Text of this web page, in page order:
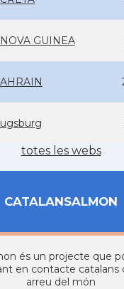
GUINEA
totes les webs
CATALANSALMON
és un projecte que
en contacte catalans
arreu del món